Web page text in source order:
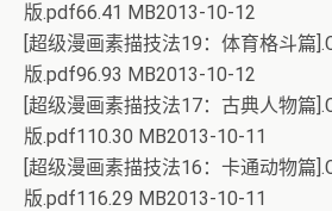
版.pdf66.41 MB2013-10-12
[超级漫画素描技法19：体育格斗篇
版.pdf96.93 MB2013-10-12
[超级漫画素描技法17：古典人物篇
版.pdf110.30 MB2013-10-11
[超级漫画素描技法16：卡通动物篇
版.pdf116.29 MB2013-10-11